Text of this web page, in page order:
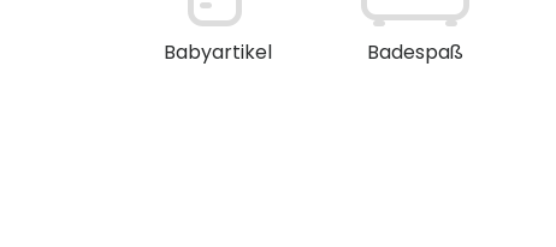
Babyartikel Badespaß